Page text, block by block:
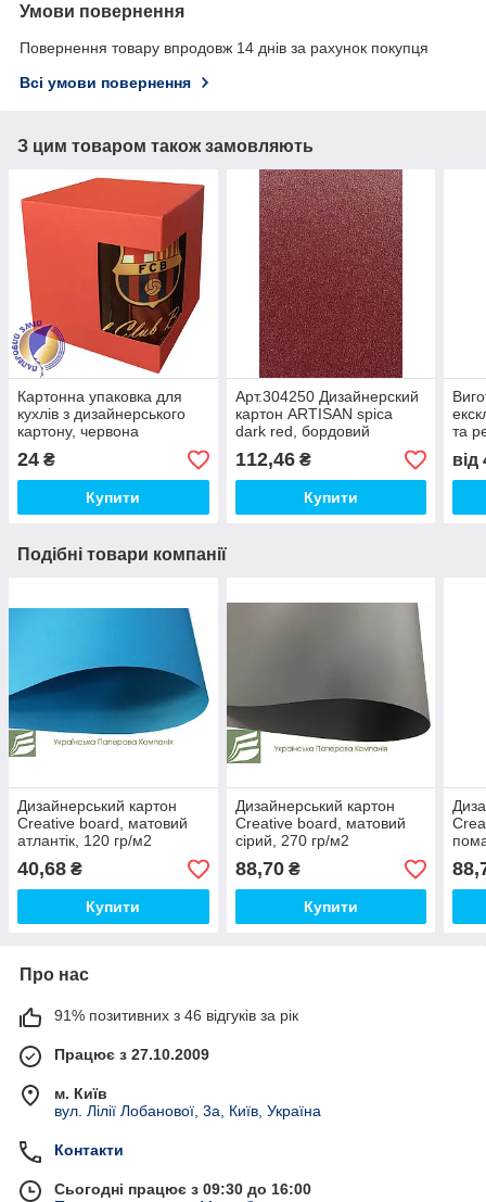
Умови повернення
Повернення товару впродовж 14 днів за рахунок покупця
Всі умови повернення
З цим товаром також замовляють
Картонна упаковка для
кухлів з дизайнерського
картону, червона
24 ₴
Купити
Арт.304250 Дизайнерский
картон ARTISAN spica
dark red, бордовий
перламутровий, 250 гр/м2
112,46₴
Купити
та
від
Подібні товари компанії
Дизайнерський картон
Creative board, матовий
атлантік, 120 гр/м2
40,68 ₴
Купити
Дизайнерський картон
Creative board, матовий
сірий, 270 гр/м2
88,70₴
Купити
Про нас
91% позитивних з 46 відгуків за рік
Працює з 27.10.2009
м. Київ
вул. Лілії Лобанової, 3а, Київ, Україна
Контакти
Сьогодні працює з 09:30 до 16:00